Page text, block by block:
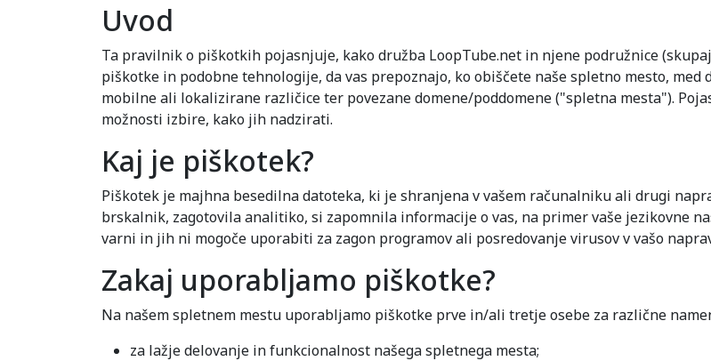
Uvod
Ta pravilnik o piškotkih pojasnjuje, kako družba LoopTube.net in njene podružnice
piškotke in podobne tehnologije, da vas prepoznajo, ko obiščete naše spletno mesto,
mobilne ali lokalizirane različice ter povezane domene/poddomene ("spletna mesta").
možnosti izbire, kako jih nadzirati.
Kaj je piškotek?
Piškotek je majhna besedilna datoteka, ki je shranjena v vašem računalniku ali drugi
brskalnik, zagotovila analitiko, si zapomnila informacije o vas, na primer vaše jezikovne
varni in jih ni mogoče uporabiti za zagon programov ali posredovanje virusov v vašo
Zakaj uporabljamo piškotke?
Na našem spletnem mestu uporabljamo piškotke prve in/ali tretje osebe za različne
za lažje delovanje in funkcionalnost našega spletnega mesta;